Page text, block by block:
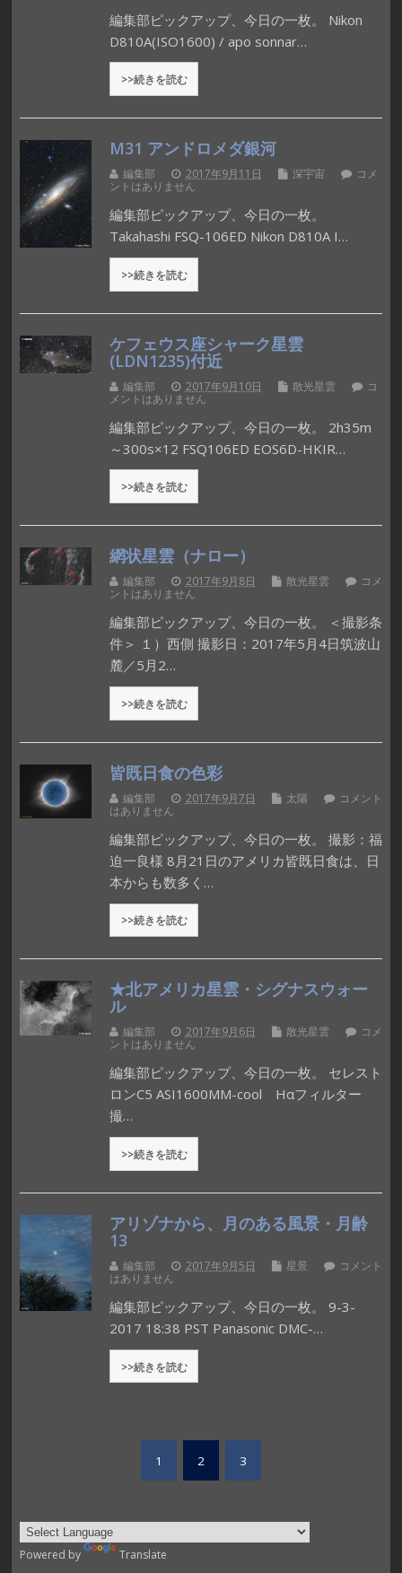
編集部ピックアップ、今日の一枚。 Nikon
D810A(ISO1600) / apo sonnar…
>>続きを読む
M31 アンドロメダ銀河
編集部 2017年9月11日 深宇宙
コメ
ントはありません
編集部ピックアップ、今日の一枚。
Takahashi FSQ-106ED Nikon D810A I…
>>続きを読む
ケフェウス座シャーク星雲
(LDN1235)付近
編集部 2017年9月10日 散光星雲
コ
メントはありません
編集部ピックアップ、今日の一枚。 2h35m
～300s×12 FSQ106ED EOS6D-HKIR…
>>続きを読む
網状星雲（ナロー）
編集部 2017年9月8日 散光星雲
コメ
ントはありません
編集部ピックアップ、今日の一枚。 ＜撮影条
件＞ １）西側 撮影日：2017年5月4日筑波山
麓／5月2…
>>続きを読む
皆既日食の色彩
編集部 2017年9月7日 太陽
コメント
はありません
編集部ピックアップ、今日の一枚。 撮影：福
迫一良様 8月21日のアメリカ皆既日食は、日
本からも数多く…
>>続きを読む
★北アメリカ星雲・シグナスウォー
ル
編集部 2017年9月6日 散光星雲
コメ
ントはありません
編集部ピックアップ、今日の一枚。 セレスト
ロンC5 ASI1600MM-cool Hαフィルター
撮…
>>続きを読む
アリゾナから、月のある風景・月齢
13
編集部 2017年9月5日 星景
コメント
はありません
編集部ピックアップ、今日の一枚。 9-3-
2017 18:38 PST Panasonic DMC-…
>>続きを読む
1 2 3
Powered by Translate